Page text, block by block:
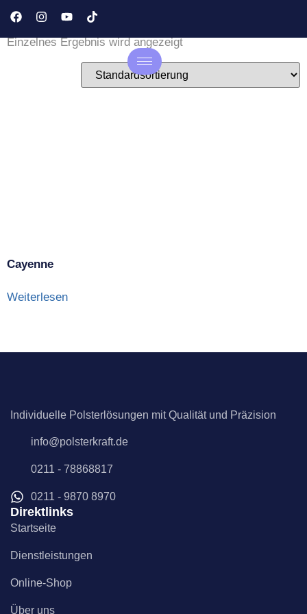
Pflegeleichter Bezugstoff
Einzelnes Ergebnis wird angezeigt
Cayenne
Weiterlesen
Individuelle Polsterlösungen mit Qualität und Präzision
info@polsterkraft.de
0211 - 78868817
0211 - 9870 8970
Direktlinks
Startseite
Dienstleistungen
Online-Shop
Über uns